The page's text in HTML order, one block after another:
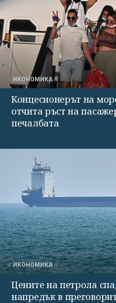
ИКОНОМИКА
Концесионерът на
отчита ръст на
печалбата
ИКОНОМИКА
Цените на петрола
напредък в